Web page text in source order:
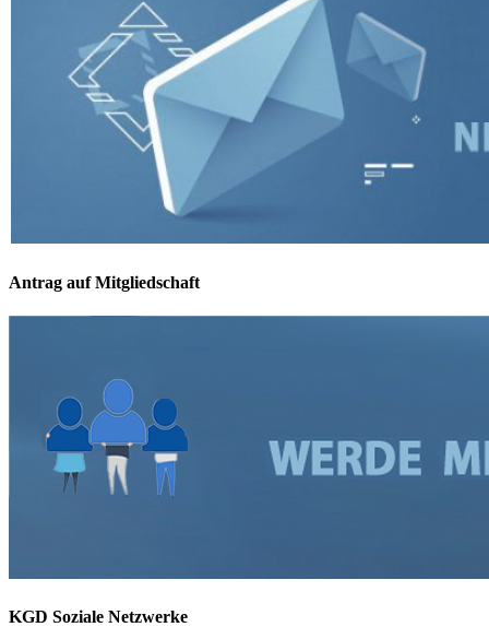
Antrag auf Mitgliedschaft
KGD Soziale Netzwerke